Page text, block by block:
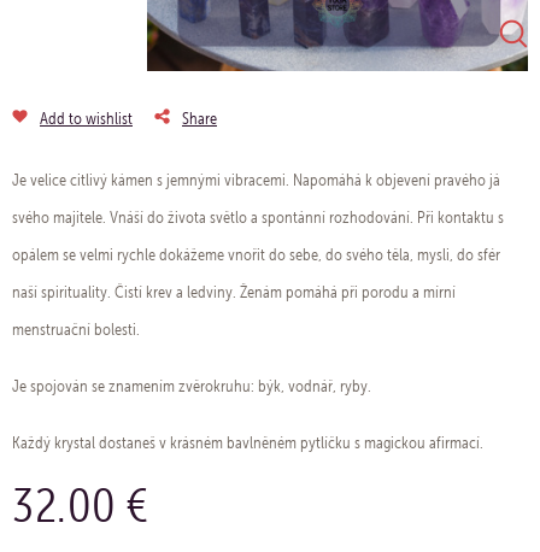
Add to wishlist Share
Je velice citlivý kámen s jemnými vibracemi. Napomáhá k objevení pravého já
svého majitele. Vnáší do života světlo a spontánní rozhodování. Při kontaktu s
opálem se velmi rychle dokážeme vnořit do sebe, do svého těla, mysli, do sfér
naší spirituality. Čistí krev a ledviny. Ženám pomáhá při porodu a mírní
menstruační bolesti.
Je spojován se znamením zvěrokruhu: býk, vodnář, ryby.
Každý krystal dostaneš v krásném bavlněném pytlíčku s magickou afirmací.
32.00 €